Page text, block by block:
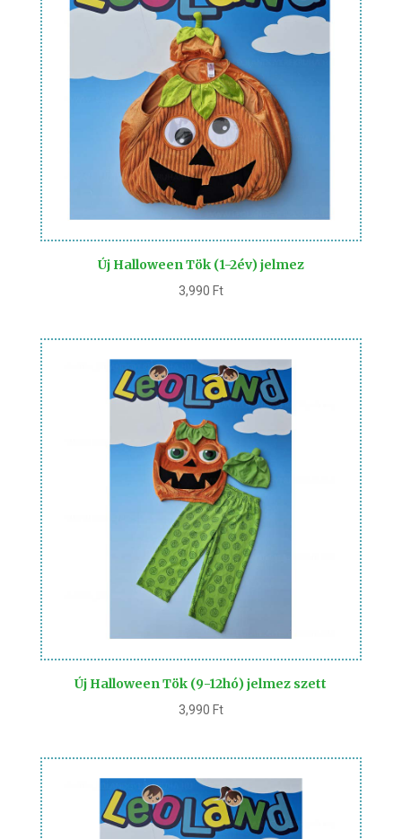
Új Halloween Tök (1-2év) jelmez
3,990 Ft
Új Halloween Tök (9-12hó) jelmez szett
3,990 Ft